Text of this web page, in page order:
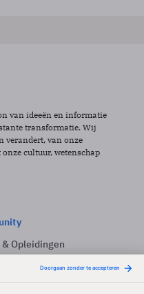
van ideeën en informatie
transformatie. Wij
verandert, van onze
cultuur, wetenschap
& Opleidingen